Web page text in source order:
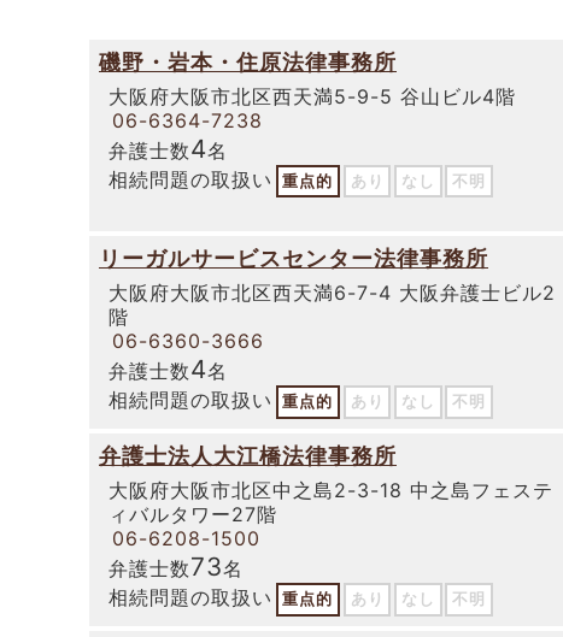
磯野・岩本・住原法律事務所
大阪府大阪市北区西天満5-9-5 谷山ビル4階
06-6364-7238
弁護士数4名
相続問題の取扱い
重点的 あり なし 不明
リーガルサービスセンター法律事務所
大阪府大阪市北区西天満6-7-4 大阪弁護士ビル2
階
06-6360-3666
弁護士数4名
相続問題の取扱い
重点的 あり なし 不明
弁護士法人大江橋法律事務所
大阪府大阪市北区中之島2-3-18 中之島フェステ
ィバルタワー27階
06-6208-1500
弁護士数73名
相続問題の取扱い
重点的 あり なし 不明